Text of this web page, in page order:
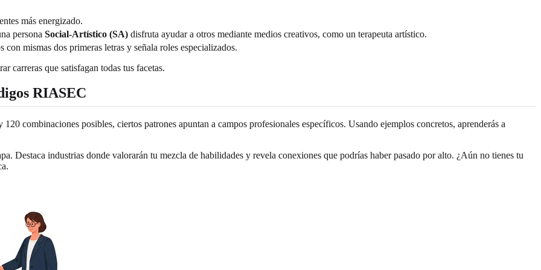
más energizado.
persona Social-Artístico (SA) disfruta ayudar a otros mediante medios creativos, como un terapeuta artístico.
mismas dos primeras letras y señala roles especializados.
carreras que satisfagan todas tus facetas.
RIASEC
combinaciones posibles, ciertos patrones apuntan a campos profesionales específicos. Usando ejemplos concretos, aprenderás a
Destaca industrias donde valorarán tu mezcla de habilidades y revela conexiones que podrías haber pasado por alto. ¿Aún no tienes tu